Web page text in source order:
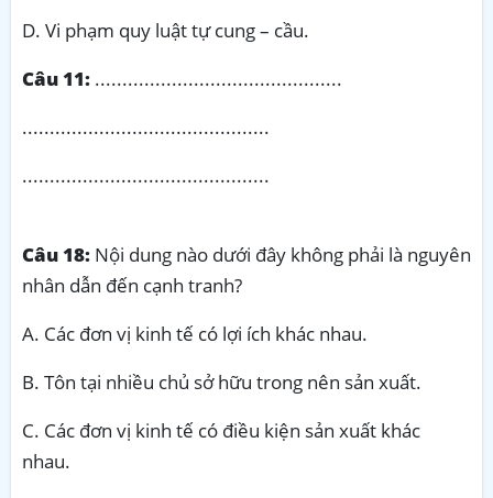
D. Vi phạm quy luật tự cung – cầu.
Câu 11: .............................................
.............................................
.............................................
Câu 18: Nội dung nào dưới đây không phải là nguyên
nhân dẫn đến cạnh tranh?
A. Các đơn vị kinh tế có lợi ích khác nhau.
B. Tôn tại nhiều chủ sở hữu trong nên sản xuất.
C. Các đơn vị kinh tế có điều kiện sản xuất khác
nhau.